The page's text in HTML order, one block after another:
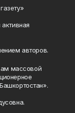
авторов.
массовой